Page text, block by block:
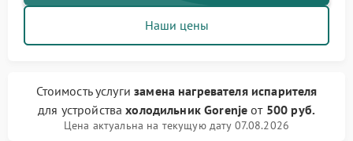
Наши цены
Стоимость услугизамена нагревателя испарителя
для устройствахолодильник Gorenje от 500 руб.
Цена актуальна на текущую дату 07.08.2026